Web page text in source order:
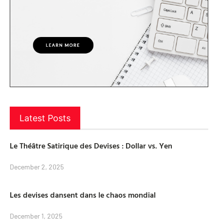
Latest Posts
Le Théâtre Satirique des Devises : Dollar vs. Yen
December 2, 2025
Les devises dansent dans le chaos mondial
December 1, 2025